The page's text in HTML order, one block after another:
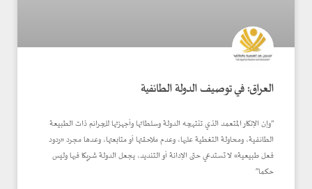
العراق: في توصيف الدولة الطائفية
“وإن الإنكار المتعمد الذي تنتهجه الدولة وسلطاتها وأجهزتها للجرائم ذات الطبيعة
الطائفية، ومحاولة التغطية عليها، وعدم ملاحقتها أو متابعتها، وعدها مجرد «ردود
فعل طبيعية» لا تستدعي حتى الإدانة أو التنديد، يجعل الدولة شريكا فيها وليس
حكما”